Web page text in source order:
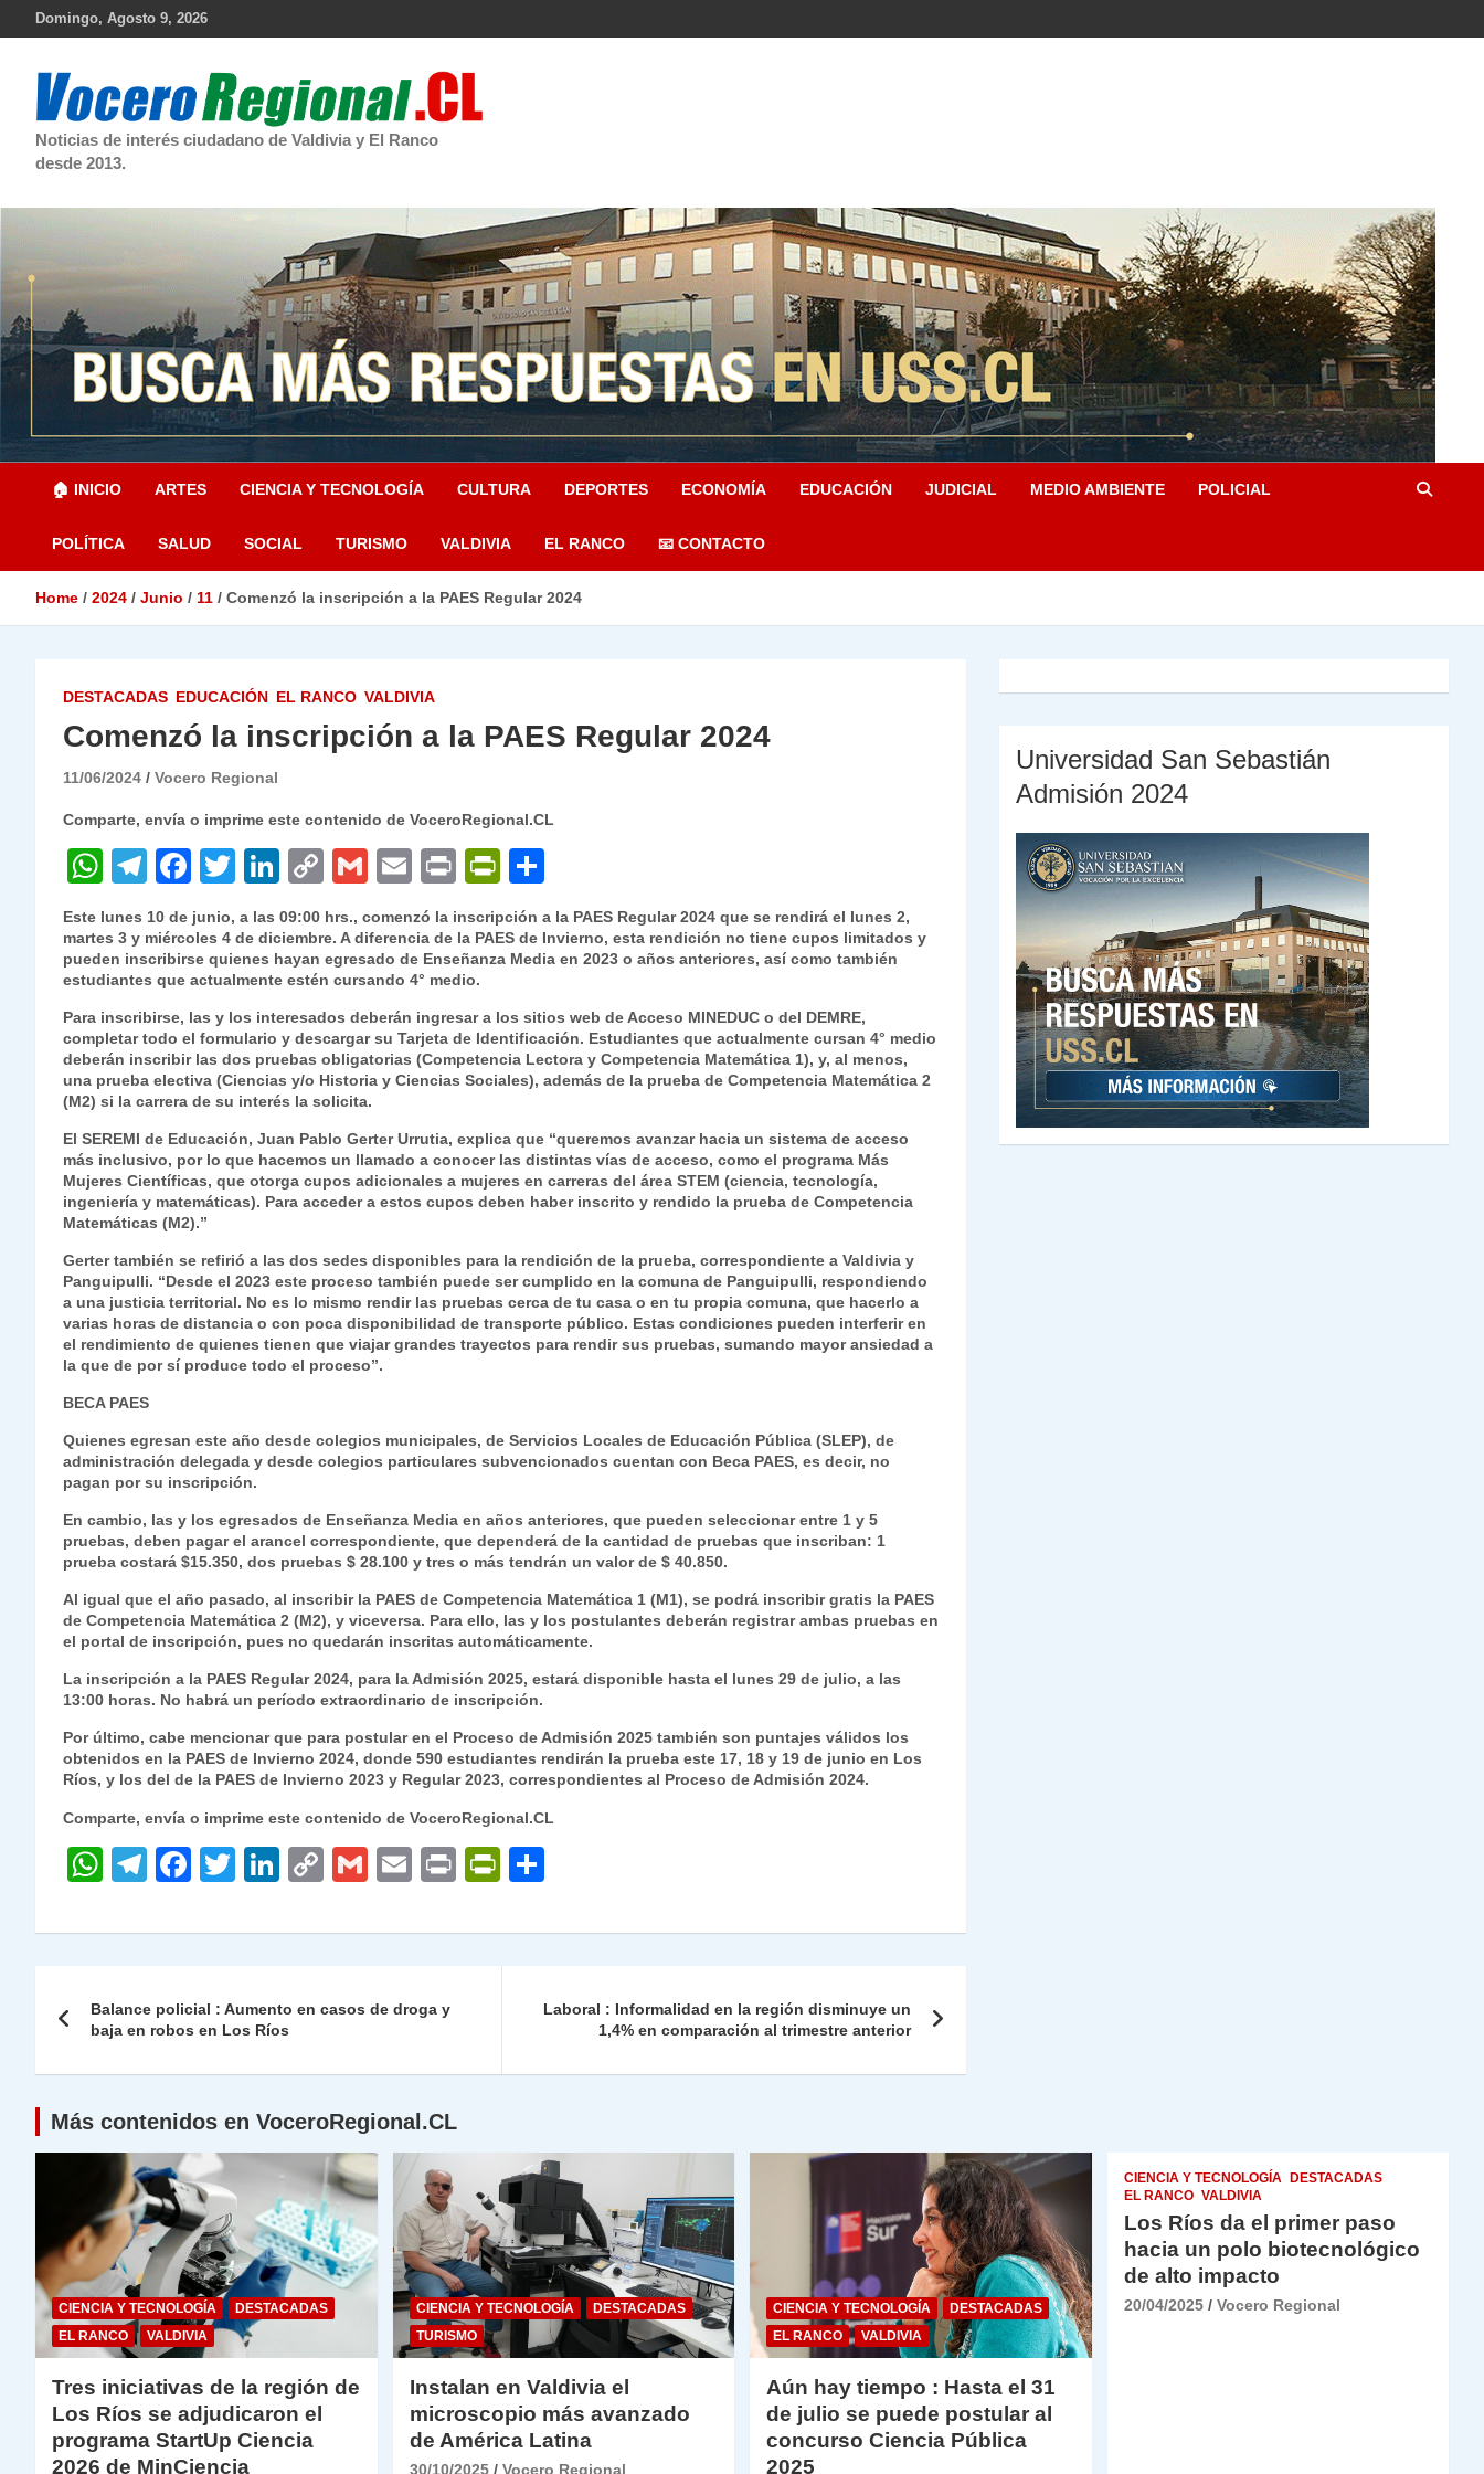
Domingo, Agosto 9, 2026
Noticias de interés ciudadano de Valdivia y El Ranco
desde 2013.
🏠 INICIO ARTES CIENCIA Y TECNOLOGÍA CULTURA DEPORTES ECONOMÍA EDUCACIÓN JUDICIAL MEDIO AMBIENTE POLICIAL
POLÍTICA SALUD SOCIAL TURISMO VALDIVIA EL RANCO 📧 CONTACTO
Home 2024 Junio 11 Comenzó la inscripción a la PAES Regular 2024
DESTACADAS EDUCACIÓN EL RANCO VALDIVIA
Comenzó la inscripción a la PAES Regular 2024
11/06/2024 Vocero Regional
Comparte, envía o imprime este contenido de VoceroRegional.CL
W
h
at
s
A
p
p
T
el
e
gr
a
m
F
a
c
e
b
o
o
k
T
w
itt
er
Li
n
k
e
dI
n
C
o
p
y
Li
n
k
G
ai
l
E
m
ai
l
P
nt
P
ri
nt
Fr
ie
n
dl
o
m
p
ar
tir
Este lunes 10 de junio, a las 09:00 hrs., comenzó la inscripción a la PAES Regular 2024 que se rendirá el lunes 2,
martes 3 y miércoles 4 de diciembre. A diferencia de la PAES de Invierno, esta rendición no tiene cupos limitados y
pueden inscribirse quienes hayan egresado de Enseñanza Media en 2023 o años anteriores, así como también
estudiantes que actualmente estén cursando 4° medio.
Para inscribirse, las y los interesados deberán ingresar a los sitios web de Acceso MINEDUC o del DEMRE,
completar todo el formulario y descargar su Tarjeta de Identificación. Estudiantes que actualmente cursan 4° medio
deberán inscribir las dos pruebas obligatorias (Competencia Lectora y Competencia Matemática 1), y, al menos,
una prueba electiva (Ciencias y/o Historia y Ciencias Sociales), además de la prueba de Competencia Matemática 2
(M2) si la carrera de su interés la solicita.
El SEREMI de Educación, Juan Pablo Gerter Urrutia, explica que “queremos avanzar hacia un sistema de acceso
más inclusivo, por lo que hacemos un llamado a conocer las distintas vías de acceso, como el programa Más
Mujeres Científicas, que otorga cupos adicionales a mujeres en carreras del área STEM (ciencia, tecnología,
ingeniería y matemáticas). Para acceder a estos cupos deben haber inscrito y rendido la prueba de Competencia
Matemáticas (M2).”
Gerter también se refirió a las dos sedes disponibles para la rendición de la prueba, correspondiente a Valdivia y
Panguipulli. “Desde el 2023 este proceso también puede ser cumplido en la comuna de Panguipulli, respondiendo
a una justicia territorial. No es lo mismo rendir las pruebas cerca de tu casa o en tu propia comuna, que hacerlo a
varias horas de distancia o con poca disponibilidad de transporte público. Estas condiciones pueden interferir en
el rendimiento de quienes tienen que viajar grandes trayectos para rendir sus pruebas, sumando mayor ansiedad a
la que de por sí produce todo el proceso”.
BECA PAES
Quienes egresan este año desde colegios municipales, de Servicios Locales de Educación Pública (SLEP), de
administración delegada y desde colegios particulares subvencionados cuentan con Beca PAES, es decir, no
pagan por su inscripción.
En cambio, las y los egresados de Enseñanza Media en años anteriores, que pueden seleccionar entre 1 y 5
pruebas, deben pagar el arancel correspondiente, que dependerá de la cantidad de pruebas que inscriban: 1
prueba costará $15.350, dos pruebas $ 28.100 y tres o más tendrán un valor de $ 40.850.
Al igual que el año pasado, al inscribir la PAES de Competencia Matemática 1 (M1), se podrá inscribir gratis la PAES
de Competencia Matemática 2 (M2), y viceversa. Para ello, las y los postulantes deberán registrar ambas pruebas en
el portal de inscripción, pues no quedarán inscritas automáticamente.
La inscripción a la PAES Regular 2024, para la Admisión 2025, estará disponible hasta el lunes 29 de julio, a las
13:00 horas. No habrá un período extraordinario de inscripción.
Por último, cabe mencionar que para postular en el Proceso de Admisión 2025 también son puntajes válidos los
obtenidos en la PAES de Invierno 2024, donde 590 estudiantes rendirán la prueba este 17, 18 y 19 de junio en Los
Ríos, y los del de la PAES de Invierno 2023 y Regular 2023, correspondientes al Proceso de Admisión 2024.
Comparte, envía o imprime este contenido de VoceroRegional.CL
W
at
A
p
p
T
e
a
m
F
c
b
o
o
k
T
itt
Li
k
dI
n
C
p
Li
k
G
ai
E
ai
P
nt
P
nt
dl
m
ar
de
entradas
Balance policial : Aumento en casos de droga y
baja en robos en Los Ríos
Laboral : Informalidad en la región disminuye un
1,4% en comparación al trimestre anterior
Universidad San Sebastián
Admisión 2024
Más contenidos en VoceroRegional.CL
CIENCIA Y TECNOLOGÍA
DESTACADAS
EL RANCO
VALDIVIA
Tres iniciativas de la región de
Los Ríos se adjudicaron el
programa StartUp Ciencia
2026 de MinCiencia
CIENCIA Y TECNOLOGÍA
DESTACADAS
TURISMO
Instalan en Valdivia el
microscopio más avanzado
de América Latina
30/10/2025 Vocero Regional
CIENCIA Y TECNOLOGÍA
DESTACADAS
EL RANCO
VALDIVIA
Aún hay tiempo : Hasta el 31
de julio se puede postular al
concurso Ciencia Pública
2025
CIENCIA Y TECNOLOGÍA
DESTACADAS
EL RANCO VALDIVIA
Los Ríos da el primer paso
hacia un polo biotecnológico
de alto impacto
20/04/2025 Vocero Regional